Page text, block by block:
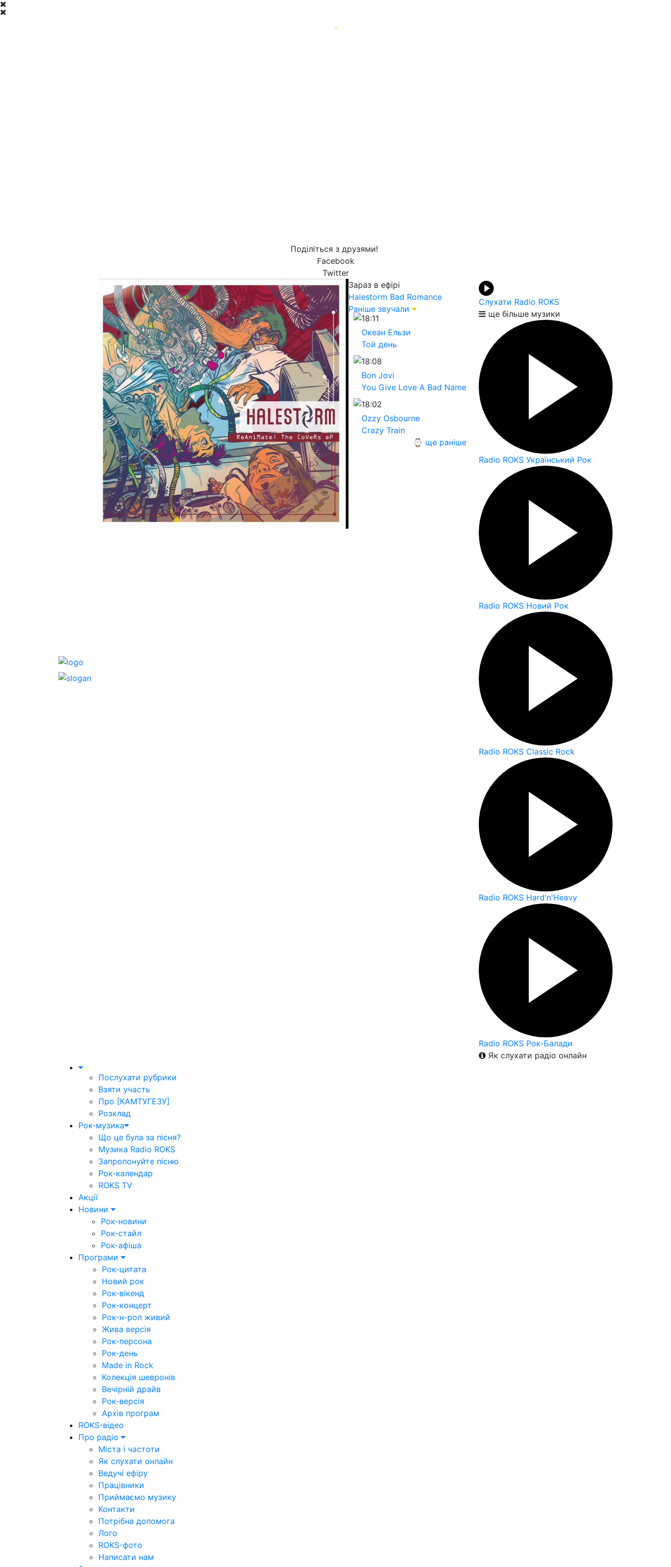
-
Поділіться з друзями!
Facebook
Twitter
Зараз в ефірі
Halestorm Bad Romance
Раніше звучали
18:11
Океан Ельзи
Той день
18:08
Bon Jovi
You Give Love A Bad Name
18:02
Ozzy Osbourne
Crazy Train
⌚ ще раніше
Слухати Radio ROKS
ще більше музики
Radio ROKS Український Рок
Radio ROKS Новий Рок
Radio ROKS Classic Rock
Radio ROKS Hard'n'Heavy
Radio ROKS Рок-Балади
Як слухати радіо онлайн
Послухати рубрики
Взяти участь
Про [КАМТУГЕЗУ]
Розклад
Рок-музика
Що це була за пісня?
Музика Radio ROKS
Запропонуйте пісню
Рок-календар
ROKS TV
Акції
Новини
Рок-новини
Рок-стайл
Рок-афіша
Програми
Рок-цитата
Новий рок
Рок-вікенд
Рок-концерт
Рок-н-рол живий
Жива версія
Рок-персона
Рок-день
Made in Rock
Колекція шевронів
Вечірній драйв
Рок-версія
Архів програм
ROKS-відео
Про радіо
Міста і частоти
Як слухати онлайн
Ведучі ефіру
Працівники
Приймаємо музику
Контакти
Потрібна допомога
Лого
ROKS-фото
Написати нам